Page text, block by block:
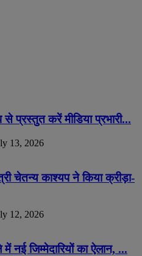
प्रस्तुत करें मीडिया प्रभारी...
13, 2026
चेतन्य काश्यप ने किया क्रीड़ा-
12, 2026
में नई जिम्मेदारियों का ऐलान, ...